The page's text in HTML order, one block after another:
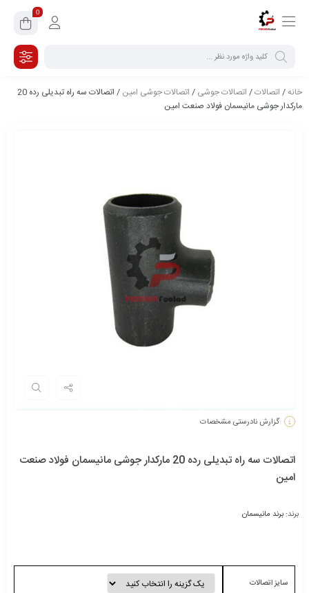
0
خانه/ اتصالات/ اتصالات جوشی / اتصالات جوشی امین
/ اتصالات سه راه تبدیلی رده 20
مارکدار جوشی مانیسمان فولاد صنعت امین
گزارش نادرستی مشخصات
اتصالات سه راه تبدیلی رده 20 مارکدار جوشی مانیسمان فولاد صنعت
امین
برند: برند مانیسمان
سایز اتصالات